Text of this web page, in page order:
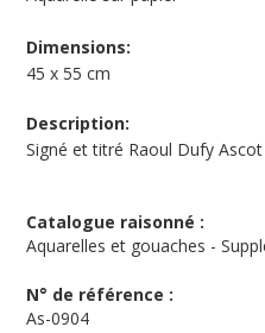
Dimensions:
45 x 55 cm
Description:
Signé et titré Raoul Dufy
Catalogue raisonné :
Aquarelles et gouaches -
N° de référence :
As-0904